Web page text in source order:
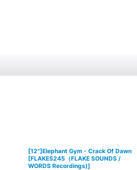
[12"]Elephant Gym - Crack Of Dawn
[FLAKES245（FLAKE SOUNDS /
WORDS Recordings)]